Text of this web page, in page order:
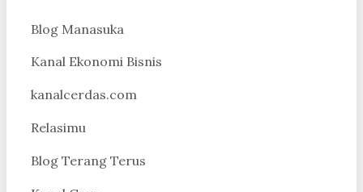
Blog Manasuka
Kanal Ekonomi Bisnis
kanalcerdas.com
Relasimu
Blog Terang Terus